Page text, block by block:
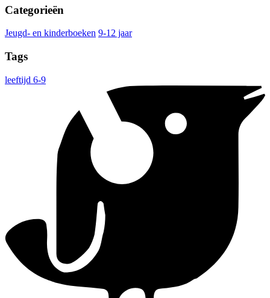
Categorieën
Jeugd- en kinderboeken 9-12 jaar
Tags
leeftijd 6-9